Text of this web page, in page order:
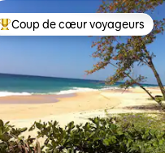
Coup de cœur voyageurs
Coup de cœur voyageurs